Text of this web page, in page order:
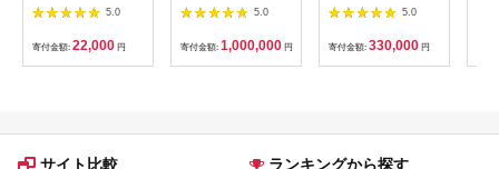
ーケーションお試しプ
ラン｜東北 福島県 会
津若松市 東山温泉 旅
行 クーポン 利用券
[0800]
5.0
寄付金額: 22,000 円
300,000円_GI-
C701_(都城市) ゴルフ
ゴルフクラブ ダンロ
ップ ゼクシオ スリク
ソン クリーブランド
ハイブリッド ウエッ
5.0
寄付金額: 1,000,000 円
5.0
寄付金額: 330,000 円
サイト比較 ランキングから探す